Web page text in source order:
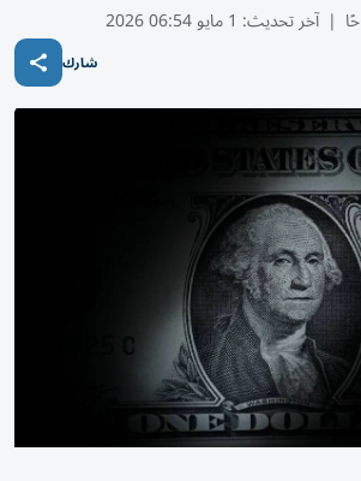
| آخر تحديث: 1 مايو 06:54 2026
شارك